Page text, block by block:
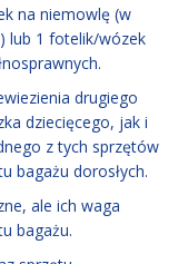
na niemowlę (w
lub 1 fotelik/wózek
drugiego
dziecięcego, jak i
z tych sprzętów
bagażu dorosłych.
ale ich waga
bagażu.